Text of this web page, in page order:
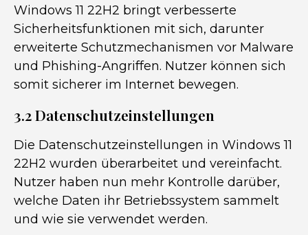
Windows 11 22H2 bringt verbesserte
Sicherheitsfunktionen mit sich, darunter
erweiterte Schutzmechanismen vor Malware
und Phishing-Angriffen. Nutzer können sich
somit sicherer im Internet bewegen.
3.2 Datenschutzeinstellungen
Die Datenschutzeinstellungen in Windows 11
22H2 wurden überarbeitet und vereinfacht.
Nutzer haben nun mehr Kontrolle darüber,
welche Daten ihr Betriebssystem sammelt
und wie sie verwendet werden.